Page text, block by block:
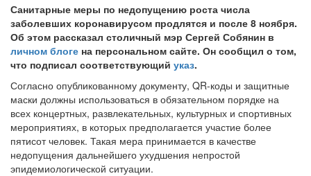
Санитарные меры по недопущению роста числа
заболевших коронавирусом продлятся и после 8 ноября.
Об этом рассказал столичный мэр Сергей Собянин в
личном блоге на персональном сайте. Он сообщил о том,
что подписал соответствующий указ.
Согласно опубликованному документу, QR-коды и защитные
маски должны использоваться в обязательном порядке на
всех концертных, развлекательных, культурных и спортивных
мероприятиях, в которых предполагается участие более
пятисот человек. Такая мера принимается в качестве
недопущения дальнейшего ухудшения непростой
эпидемиологической ситуации.